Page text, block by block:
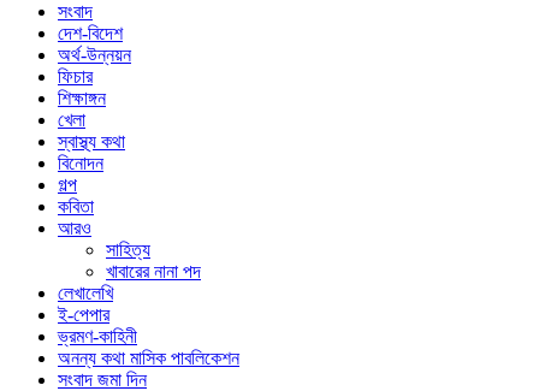
সংবাদ
দেশ-বিদেশ
অর্থ-উন্নয়ন
ফিচার
শিক্ষাঙ্গন
খেলা
স্বাস্থ্য কথা
বিনোদন
গল্প
কবিতা
আরও
সাহিত্য
খাবারের নানা পদ
লেখালেখি
ই-পেপার
ভ্রমণ-কাহিনী
অনন্য কথা মাসিক পাবলিকেশন
সংবাদ জমা দিন